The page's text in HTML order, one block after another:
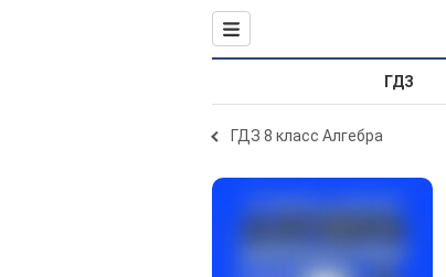
ГДЗ
ГДЗ 8 класс Алгебра